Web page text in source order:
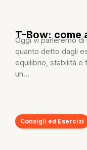
T-Bow: come
Oggi vi parleremo
quanto detto dagli
equilibrio, stabilità e
un...
Consigli ed Esercizi